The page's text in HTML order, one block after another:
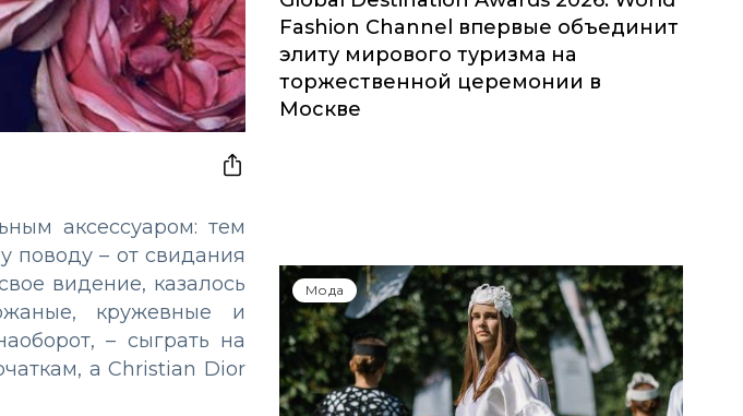
аксессуаром: тем
поводу – от свидания
видение, казалось
кружевные и
– сыграть на
а Christian Dior
Fashion Channel впервые объединит
элиту мирового туризма на
торжественной церемонии в
Москве
Мода